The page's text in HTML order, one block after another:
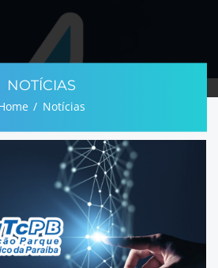
NOTÍCIAS
Notícias